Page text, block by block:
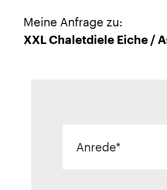
Meine Anfrage zu:
XXL Chaletdiele Eiche /
Anrede